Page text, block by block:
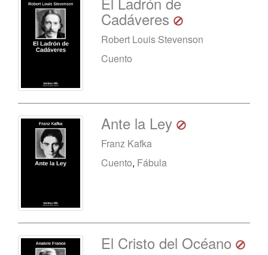
Cadáveres
Robert Louis Stevenson
Cuento
Ante la Ley
Franz Kafka
Cuento, Fábula
El Cristo del Océano